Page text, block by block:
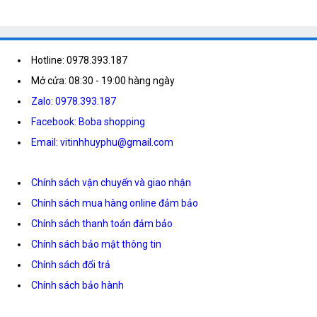
Hotline: 0978.393.187
Mở cửa: 08:30 - 19:00 hàng ngày
Zalo: 0978.393.187
Facebook: Boba shopping
Email: vitinhhuyphu@gmail.com
Chính sách vận chuyển và giao nhận
Chính sách mua hàng online đảm bảo
Chính sách thanh toán đảm bảo
Chính sách bảo mật thông tin
Chính sách đổi trả
Chính sách bảo hành